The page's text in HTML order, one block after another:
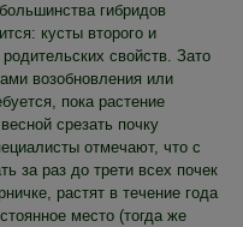
гибридов
кусты второго и
свойств. Зато
возобновления или
пока растение
срезать почку
отмечают, что с
за раз до трети всех почек
растят в течение года
место (тогда же